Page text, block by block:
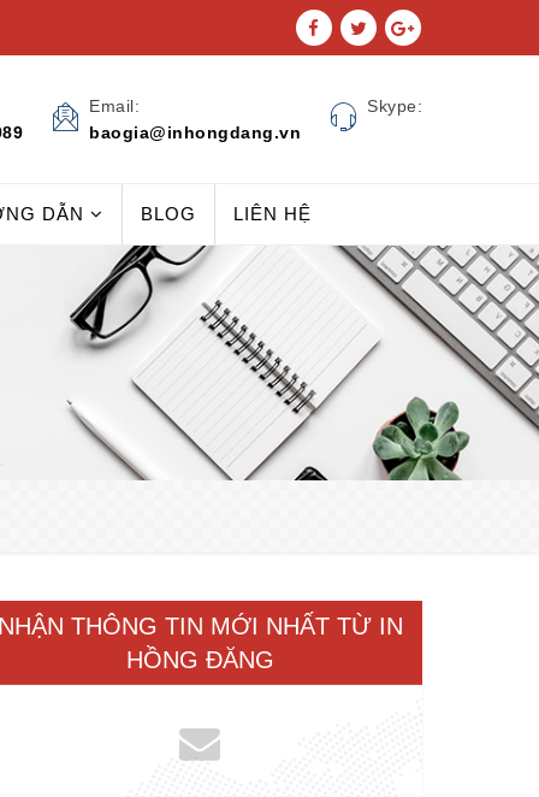
Email:
baogia@inhongdang.vn
Skype:
DẪN BLOG LIÊN HỆ
THÔNG TIN MỚI NHẤT TỪ IN
HỒNG ĐĂNG